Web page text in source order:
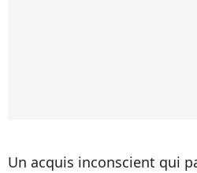
Un acquis inconscient qui